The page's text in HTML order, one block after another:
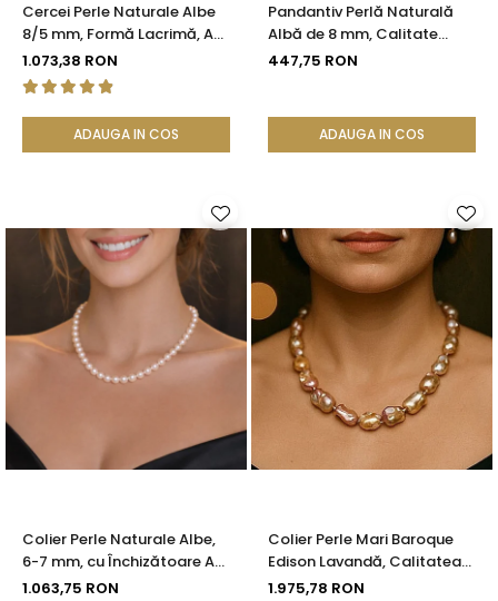
Cercei Perle Naturale Albe
8/5 mm, Formă Lacrimă, Aur
14K (aur 585), Calitate AAA |
KASKADDA®
1.073,38 RON
ADAUGA IN COS
Pandantiv Perlă Naturală
Albă de 8 mm, Calitate
AAA+ și Aur 14K (aur 585) |
447,75 RON
ADAUGA IN COS
Colier Perle Naturale Albe,
6-7 mm, cu Închizătoare Aur
14K (aur 585) | KASKADDA®
1.063,75 RON
Colier Perle Mari Baroque
Edison Lavandă, Calitatea
AAA, Aur 14K | KASKADDA®
1.975,78 RON